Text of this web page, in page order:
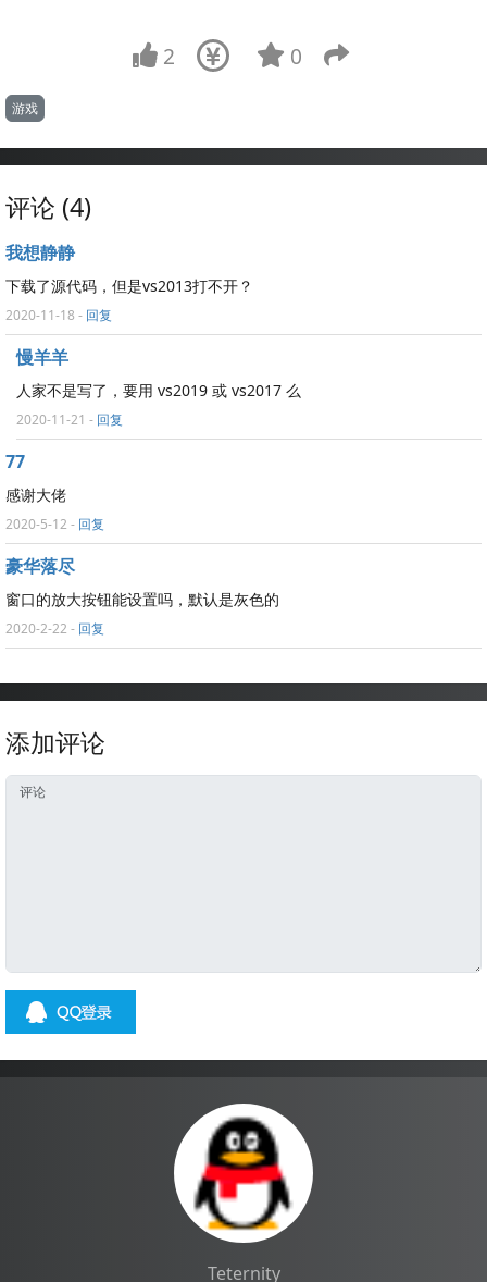
2 0
游戏
评论 (4)
我想静静
下载了源代码，但是vs2013打不开？
2020-11-18 - 回复
慢羊羊
人家不是写了，要用 vs2019 或 vs2017 么
2020-11-21 - 回复
77
感谢大佬
2020-5-12 - 回复
豪华落尽
窗口的放大按钮能设置吗，默认是灰色的
2020-2-22 - 回复
添加评论
Teternity